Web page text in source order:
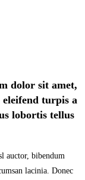
dolor sit amet,
turpis a
lobortis tellus
auctor, bibendum
lacinia. Donec